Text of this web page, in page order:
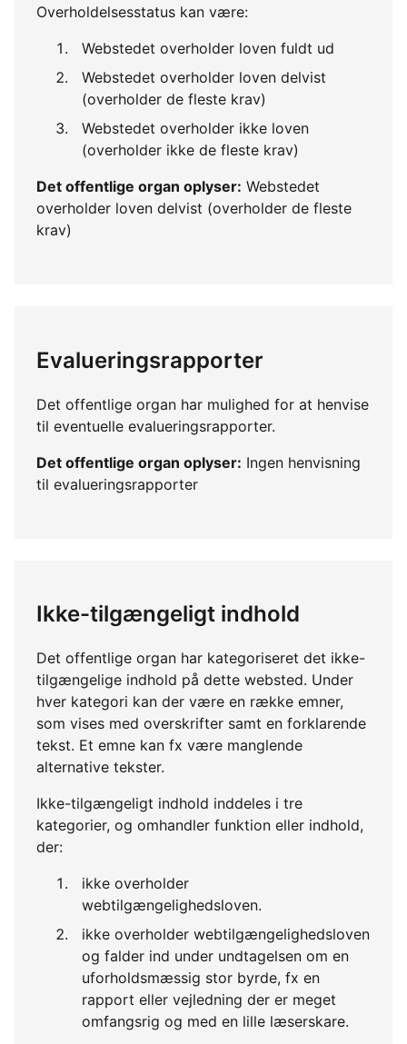
Overholdelsesstatus kan være:
Webstedet overholder loven fuldt ud
Webstedet overholder loven delvist
(overholder de fleste krav)
Webstedet overholder ikke loven
(overholder ikke de fleste krav)
Det offentlige organ oplyser: Webstedet
overholder loven delvist (overholder de fleste
krav)
Evalueringsrapporter
Det offentlige organ har mulighed for at henvise
til eventuelle evalueringsrapporter.
Det offentlige organ oplyser: Ingen henvisning
til evalueringsrapporter
Ikke-tilgængeligt indhold
Det offentlige organ har kategoriseret det ikke-
tilgængelige indhold på dette websted. Under
hver kategori kan der være en række emner,
som vises med overskrifter samt en forklarende
tekst. Et emne kan fx være manglende
alternative tekster.
Ikke-tilgængeligt indhold inddeles i tre
kategorier, og omhandler funktion eller indhold,
der:
ikke overholder
webtilgængelighedsloven.
ikke overholder webtilgængelighedsloven
og falder ind under undtagelsen om en
uforholdsmæssig stor byrde, fx en
rapport eller vejledning der er meget
omfangsrig og med en lille læserskare.